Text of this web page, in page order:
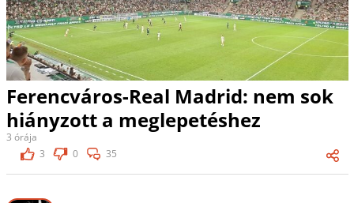
Ferencváros-Real Madrid: nem sok
hiányzott a meglepetéshez
3 órája
3
0 35